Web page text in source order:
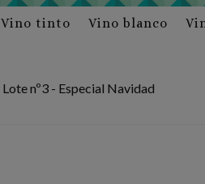
Vino tinto Vino blanco
Lote nº3 - Especial Navidad